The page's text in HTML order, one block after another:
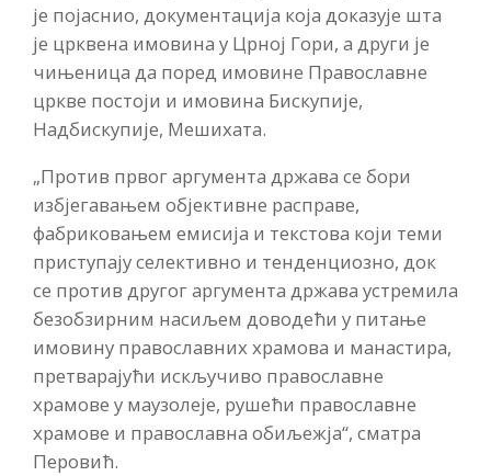
је појаснио, документација која доказује шта
је црквена имовина у Црној Гори, а други је
чињеница да поред имовине Православне
цркве постоји и имовина Бискупије,
Надбискупије, Мешихата.
„Против првог аргумента држава се бори
избјегавањем објективне расправе,
фабриковањем емисија и текстова који теми
приступају селективно и тенденциозно, док
се против другог аргумента држава устремила
безобзирним насиљем доводећи у питање
имовину православних храмова и манастира,
претварајући искључиво православне
храмове у маузолеје, рушећи православне
храмове и православна обиљежја“, сматра
Перовић.